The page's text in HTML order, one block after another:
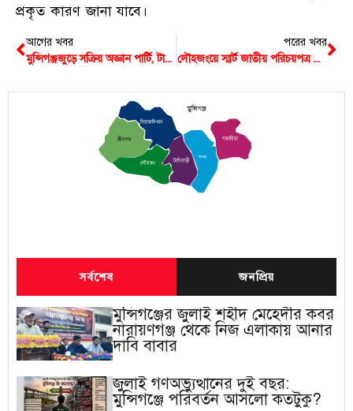
প্রকৃত কারণ জানা যাবে।
আগের খবর
মুন্সিগঞ্জজুড়ে সক্রিয় অজ্ঞান পার্টি, টার্গেট হতে পারেন আপনিও!
পরের খবর
লৌহজংয়ে স্মার্ট জাতীয় পরিচয়পত্র বিতরণ কার্যক্রম শুরু
শ্রীনগর
সিরাজদিখান
টংগিবাড়ী
সদর
গজারিয়া
লৌহজং
মুন্সিগঞ্জ
সর্বশেষ জনপ্রিয়
মুন্সিগঞ্জের জুলাই শহীদ মেহেদীর কবর
নারায়ণগঞ্জ থেকে নিজ এলাকায় আনার
দাবি বাবার
জুলাই গণঅভ্যুত্থানের দুই বছর:
মুন্সিগঞ্জে পরিবর্তন আসলো কতটুকু?